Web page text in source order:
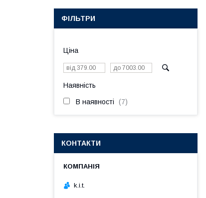
ФІЛЬТРИ
Ціна
Наявність
В наявності 7
КОНТАКТИ
k.i.t.